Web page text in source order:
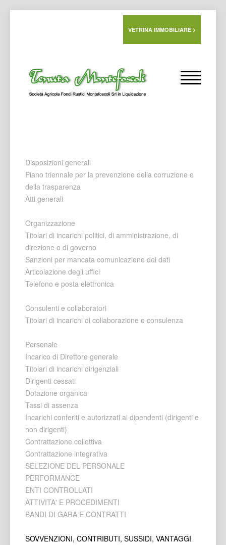
VETRINA IMMOBILIARE >
Disposizioni generali
Piano triennale per la prevenzione della corruzione e
della trasparenza
Atti generali
Organizzazione
Titolari di incarichi politici, di amministrazione, di
direzione o di governo
Sanzioni per mancata comunicazione dei dati
Articolazione degli uffici
Telefono e posta elettronica
Consulenti e collaboratori
Titolari di incarichi di collaborazione o consulenza
Personale
Incarico di Direttore generale
Titolari di incarichi dirigenziali
Dirigenti cessati
Dotazione organica
Tassi di assenza
Incarichi conferiti e autorizzati ai dipendenti (dirigenti e
non dirigenti)
Contrattazione collettiva
Contrattazione integrativa
SELEZIONE DEL PERSONALE
PERFORMANCE
ENTI CONTROLLATI
ATTIVITA' E PROCEDIMENTI
BANDI DI GARA E CONTRATTI
SOVVENZIONI, CONTRIBUTI, SUSSIDI, VANTAGGI